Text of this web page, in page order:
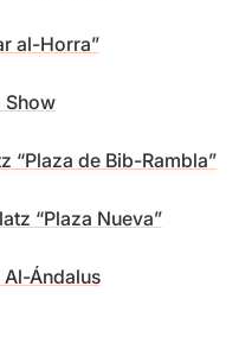
al-Horra”
Show
“Plaza de Bib-Rambla”
“Plaza Nueva”
Al-Ándalus